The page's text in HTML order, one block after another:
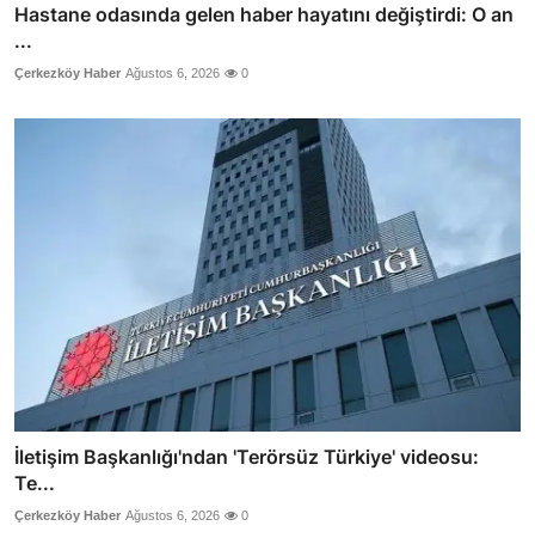
Hastane odasında gelen haber hayatını değiştirdi: O an
...
Çerkezköy Haber Ağustos 6, 2026 0
İletişim Başkanlığı'ndan 'Terörsüz Türkiye' videosu:
Te...
Çerkezköy Haber Ağustos 6, 2026 0